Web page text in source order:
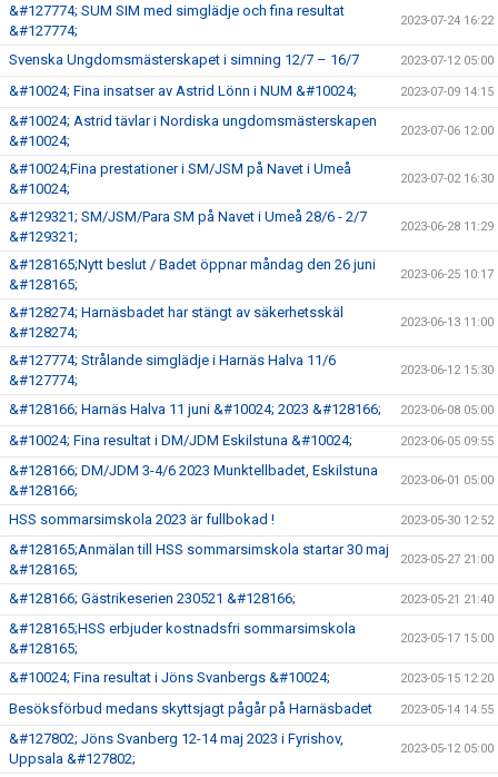
&#127774; SUM SIM med simglädje och fina resultat
&#127774;
2023-07-24 16:22
Svenska Ungdomsmästerskapet i simning 12/7 – 16/7 2023-07-12 05:00
&#10024; Fina insatser av Astrid Lönn i NUM &#10024; 2023-07-09 14:15
&#10024; Astrid tävlar i Nordiska ungdomsmästerskapen
&#10024;
2023-07-06 12:00
&#10024;Fina prestationer i SM/JSM på Navet i Umeå
&#10024;
2023-07-02 16:30
&#129321; SM/JSM/Para SM på Navet i Umeå 28/6 - 2/7
&#129321;
2023-06-28 11:29
&#128165;Nytt beslut / Badet öppnar måndag den 26 juni
&#128165;
2023-06-25 10:17
&#128274; Harnäsbadet har stängt av säkerhetsskäl
&#128274;
2023-06-13 11:00
&#127774; Strålande simglädje i Harnäs Halva 11/6
&#127774;
2023-06-12 15:30
&#128166; Harnäs Halva 11 juni &#10024; 2023 &#128166; 2023-06-08 05:00
&#10024; Fina resultat i DM/JDM Eskilstuna &#10024; 2023-06-05 09:55
&#128166; DM/JDM 3-4/6 2023 Munktellbadet, Eskilstuna
&#128166;
2023-06-01 05:00
HSS sommarsimskola 2023 är fullbokad ! 2023-05-30 12:52
&#128165;Anmälan till HSS sommarsimskola startar 30 maj
&#128165;
2023-05-27 21:00
&#128166; Gästrikeserien 230521 &#128166; 2023-05-21 21:40
&#128165;HSS erbjuder kostnadsfri sommarsimskola
&#128165;
2023-05-17 15:00
&#10024; Fina resultat i Jöns Svanbergs &#10024; 2023-05-15 12:20
Besöksförbud medans skyttsjagt pågår på Harnäsbadet 2023-05-14 14:55
&#127802; Jöns Svanberg 12-14 maj 2023 i Fyrishov,
Uppsala &#127802;
2023-05-12 05:00